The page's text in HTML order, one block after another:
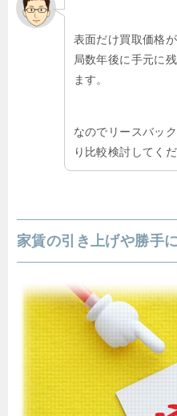
表面だけ買取価格
局数年後に手元に
ます。
なのでリースバッ
り比較検討してくだ
家賃の引き上げや勝手